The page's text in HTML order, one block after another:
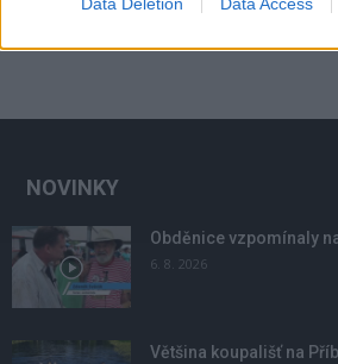
NOVINKY
Obděnice vzpomínaly
6. 8. 2026
Většina koupališť na